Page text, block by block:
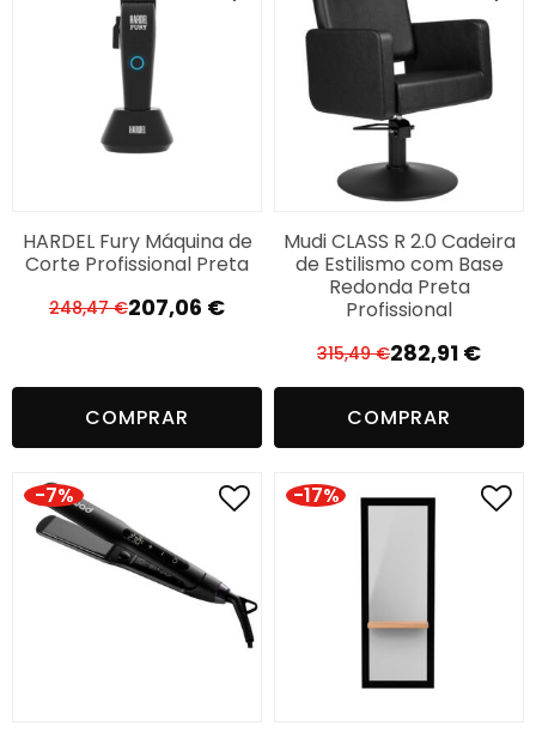
HARDEL Fury Máquina de
Corte Profissional Preta
248,47€ O
era:
207,06 €
O
é:
COMPRAR
Mudi CLASS R 2.0 Cadeira
de Estilismo com Base
Redonda Preta
Profissional
315,49€ O
preço
original
era:
315,49 €.
282,91 €
O
preço
atual
é:
282,91 €.
COMPRAR
-7% -17%